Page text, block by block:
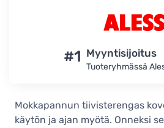
#1 Myyntisijoitus
Tuoteryhmässä
Mokkapannun tiivisterengas
käytön ja ajan myötä. Onneksi